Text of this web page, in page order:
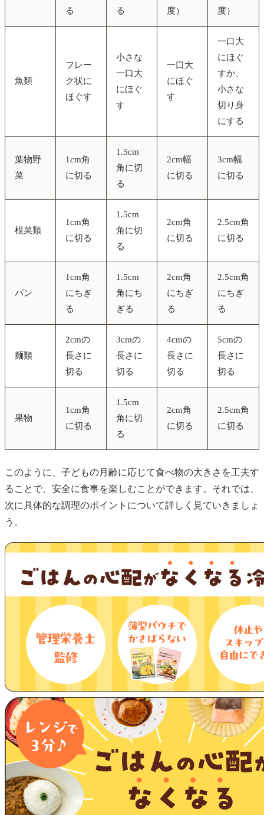
る
る
度）
度）
魚類
フレー
ク状に
ほぐす
小さな
一口大
にほぐ
す
一口大
にほぐ
す
一口大
にほぐ
すか、
小さな
切り身
にする
葉物野
菜
1cm角
に切る
1.5cm
角に切
る
2cm幅
に切る
3cm幅
に切る
根菜類
1cm角
に切る
1.5cm
角に切
る
2cm角
に切る
2.5cm角
に切る
パン
1cm角
にちぎ
る
1.5cm
角にち
ぎる
2cm角
にちぎ
る
2.5cm角
にちぎ
る
麺類
2cmの
長さに
切る
3cmの
長さに
切る
4cmの
長さに
切る
5cmの
長さに
切る
果物
1cm角
に切る
1.5cm
角に切
る
2cm角
に切る
2.5cm角
に切る
このように、子どもの月齢に応じて食べ物の大きさを工夫す
ることで、安全に食事を楽しむことができます。それでは、
次に具体的な調理のポイントについて詳しく見ていきましょ
う。